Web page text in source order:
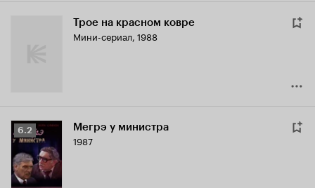
Трое на красном ковре
Мини-сериал, 1988
Рейтинг
Кинопоиска
6.2
6.2 Мегрэ у министра
1987